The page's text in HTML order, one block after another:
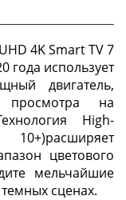
4K Smart TV 7
года использует
двигатель,
просмотра на
High-
цветового
мельчайшие
сценах.